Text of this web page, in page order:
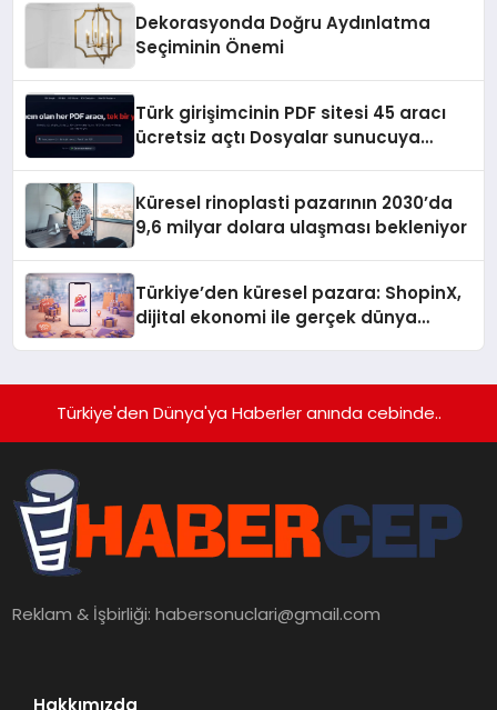
Dekorasyonda Doğru Aydınlatma
Seçiminin Önemi
Türk girişimcinin PDF sitesi 45 aracı
ücretsiz açtı Dosyalar sunucuya
Küresel rinoplasti pazarının 2030’da
9,6 milyar dolara ulaşması bekleniyor
Türkiye’den küresel pazara: ShopinX,
dijital ekonomi ile gerçek dünya
Türkiye'den Dünya'ya Haberler anında cebinde..
Reklam & İşbirliği:habersonuclari@gmail.com
Hakkımızda